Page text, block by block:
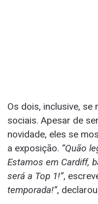
Os dois, inclusive, se
sociais. Apesar de
novidade, eles se
a exposição. “Quão
Estamos em Cardiff,
será a Top 1!”,
temporada!”,